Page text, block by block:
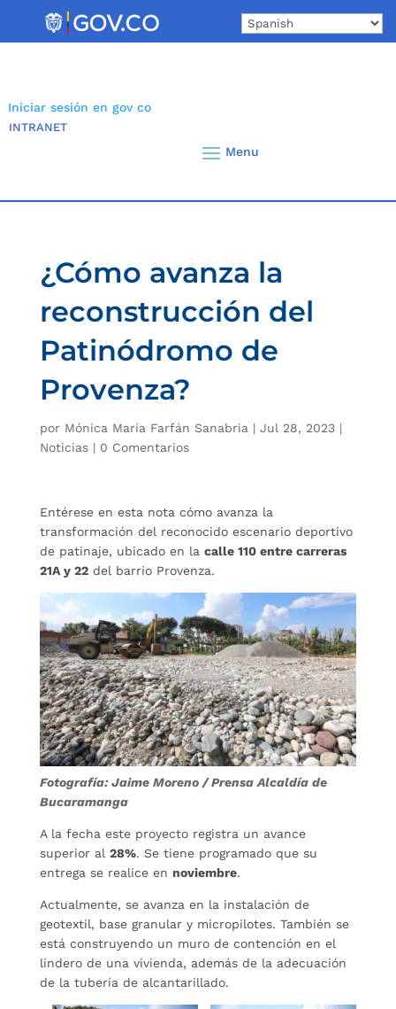
Iniciar sesión en gov co
INTRANET
¿Cómo avanza la
reconstrucción del
Patinódromo de
Provenza?
por Mónica María Farfán Sanabria | Jul 28, 2023|
Noticias| 0 Comentarios
Entérese en esta nota cómo avanza la
transformación del reconocido escenario deportivo
de patinaje, ubicado en la calle 110 entre carreras
21A y 22del barrio Provenza.
Fotografía: Jaime Moreno / Prensa Alcaldía de
Bucaramanga
A la fecha este proyecto registra un avance
superior al 28%. Se tiene programado que su
entrega se realice en noviembre.
Actualmente, se avanza en la instalación de
geotextil, base granular y micropilotes. También se
está construyendo un muro de contención en el
lindero de una vivienda, además de la adecuación
de la tubería de alcantarillado.